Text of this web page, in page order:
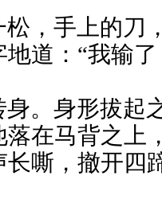
，手上的刀
道：“我输
。身形拔起
落在马背之上
长嘶，撤开四